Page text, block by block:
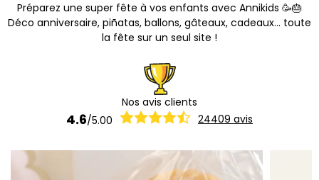
Préparez une super fête à vos enfants avec Annikids 🥳🎂
Déco anniversaire, piñatas, ballons, gâteaux, cadeaux... toute
la fête sur un seul site !
Nos avis clients
4.6/5.00 24409 avis